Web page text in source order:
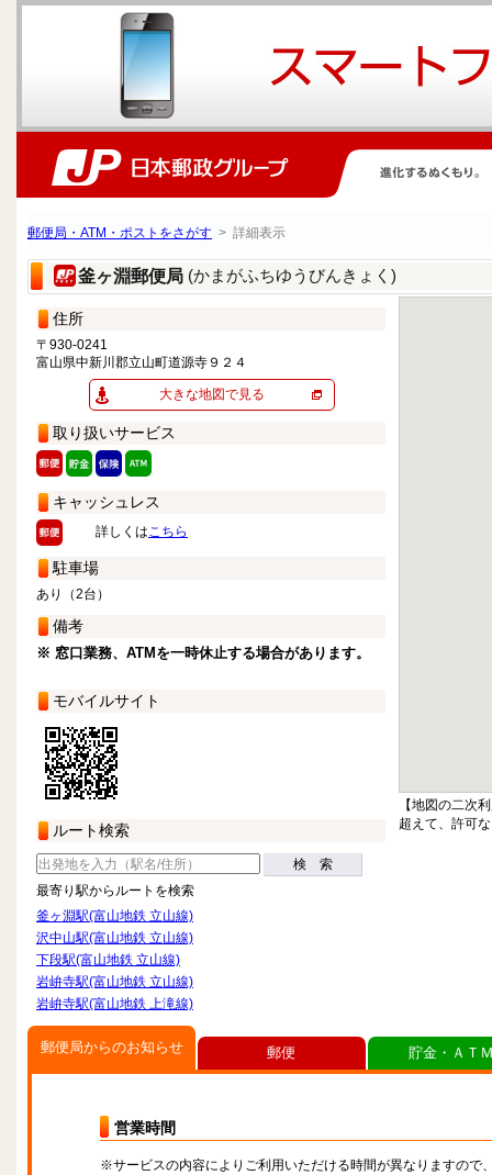
郵便局・ATM・ポストをさがす > 詳細表示
釜ヶ淵郵便局 (かまがふちゆうびんきょく)
住所
〒930-0241
富山県中新川郡立山町道源寺９２４
大きな地図で見る
取り扱いサービス
キャッシュレス
詳しくはこちら
駐車場
あり（2台）
備考
※ 窓口業務、ATMを一時休止する場合があります。
モバイルサイト
ルート検索
検 索
最寄り駅からルートを検索
釜ヶ淵駅(富山地鉄 立山線)
沢中山駅(富山地鉄 立山線)
下段駅(富山地鉄 立山線)
岩峅寺駅(富山地鉄 立山線)
岩峅寺駅(富山地鉄 上滝線)
【地図の二次
超えて、許可
郵便局からのお知らせ
営業時間
※サービスの内容によりご利用いただける時間が異なりますので
郵便 貯金・ＡＴ